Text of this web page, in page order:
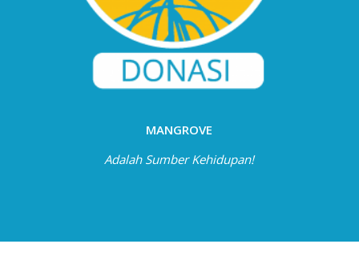
MANGROVE
Adalah Sumber Kehidupan!